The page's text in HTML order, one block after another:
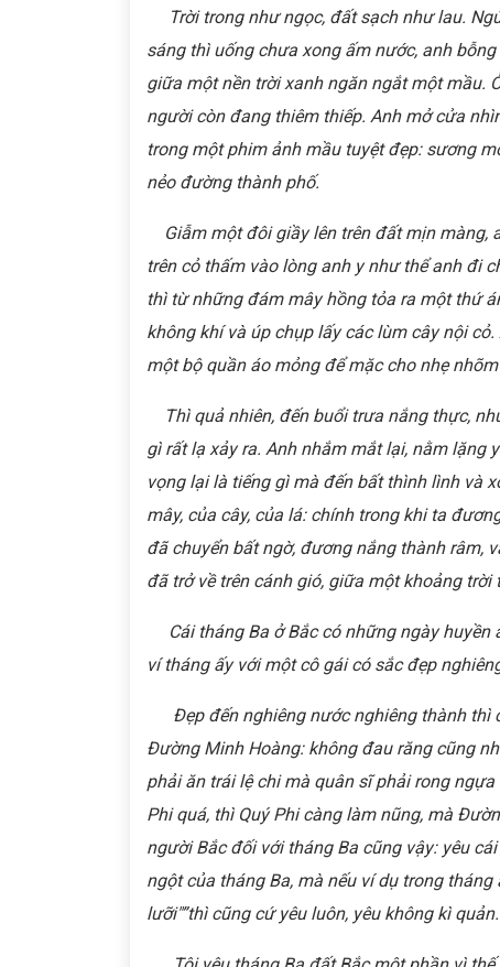
Trời trong như ngọc, đất sạch như lau.
sáng thì uống chưa xong ấm nước, anh
giữa một nền trời xanh ngăn ngắt một mầu.
người còn đang thiêm thiếp. Anh mở cửa
trong một phim ảnh mầu tuyệt đẹp: sương
nẻo đường thành phố.
Giẫm một đôi giầy lên trên đất mịn màng,
trên cỏ thấm vào lòng anh y như thể anh đi
thì từ những đám mây hồng tỏa ra một thứ
không khí và úp chụp lấy các lùm cây nội
một bộ quần áo mỏng để mặc cho nhẹ
Thì quả nhiên, đến buổi trưa nắng thực,
gì rất lạ xảy ra. Anh nhắm mắt lại, nằm lặng
vọng lại là tiếng gì mà đến bất thình lình và
mây, của cây, của lá: chính trong khi ta
đã chuyển bất ngờ, đương nắng thành râm,
đã trở về trên cánh gió, giữa một khoảng trời
Cái tháng Ba ở Bắc có những ngày huyền
ví tháng ấy với một cô gái có sắc đẹp
Ðẹp đến nghiêng nước nghiêng thành thì
Ðường Minh Hoàng: không đau răng cũng
phải ăn trái lệ chi mà quân sĩ phải rong
Phi quá, thì Quý Phi càng làm nũng, mà
người Bắc đối với tháng Ba cũng vậy: yêu
ngột của tháng Ba, mà nếu ví dụ trong
lưỡi"”thì cũng cứ yêu luôn, yêu không kì